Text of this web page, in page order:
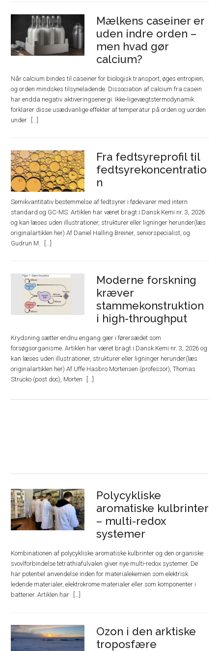
Mælkens caseiner er
uden indre orden –
men hvad gør
calcium?
Når calcium bindes til caseiner for biologisk transport, øges entropien,
og orden mindskes tilsyneladende. Dissociation af calcium fra casein
har endda negativ aktiveringsenergi. Ikke-ligevægtstermodynamik
forklarer disse usædvanlige effekter af temperatur på orden og uorden
under
Fra fedtsyreprofil til
fedtsyrekoncentratio
n
Semikvantitativ bestemmelse af fedtsyrer i fødevarer med intern
standard og GC-MS. Artiklen har været bragt i Dansk Kemi nr. 3, 2026
og kan læses uden illustrationer, strukturer eller ligninger herunder(læs
originalartiklen her) Af Daniel Halling Breiner, seniorspecialist, og
Gudrun M.
Moderne forskning
kræver
stammekonstruktion
i high-throughput
Krydsning sætter endnu engang gær i førersædet som
forsøgsorganisme. Artiklen har været bragt i Dansk Kemi nr. 3, 2026 og
kan læses uden illustrationer, strukturer eller ligninger herunder(læs
originalartiklen her) Af Uffe Hasbro Mortensen (professor), Thomas
Strucko (post doc), Morten
Polycykliske
aromatiske kulbrinter
– multi-redox
systemer
Kombinationen af polycykliske aromatiske kulbrinter og den organiske
svovlforbindelse tetrathiafulvalen giver nye multi-redox systemer. De
har potentiel anvendelse inden for materialekemien som elektrisk
ledende materialer, elektrokrome materialer eller som komponenter i
batterier. Artiklen har
Ozon i den arktiske
troposfære